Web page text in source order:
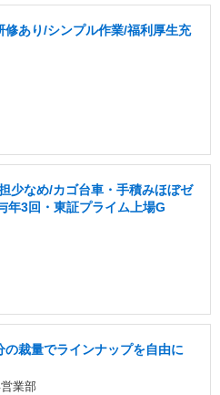
あり/シンプル作業/福利厚生充
少なめ/カゴ台車・手積みほぼゼ
年3回・東証プライム上場G
裁量でラインナップを自由に
業部